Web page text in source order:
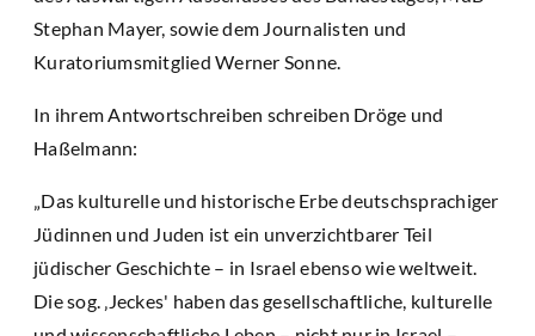
Stephan Mayer, sowie dem Journalisten und
Kuratoriumsmitglied Werner Sonne.
In ihrem Antwortschreiben schreiben Dröge und
Haßelmann:
„Das kulturelle und historische Erbe deutschsprachiger
Jüdinnen und Juden ist ein unverzichtbarer Teil
jüdischer Geschichte – in Israel ebenso wie weltweit.
Die sog. ‚Jeckes' haben das gesellschaftliche, kulturelle